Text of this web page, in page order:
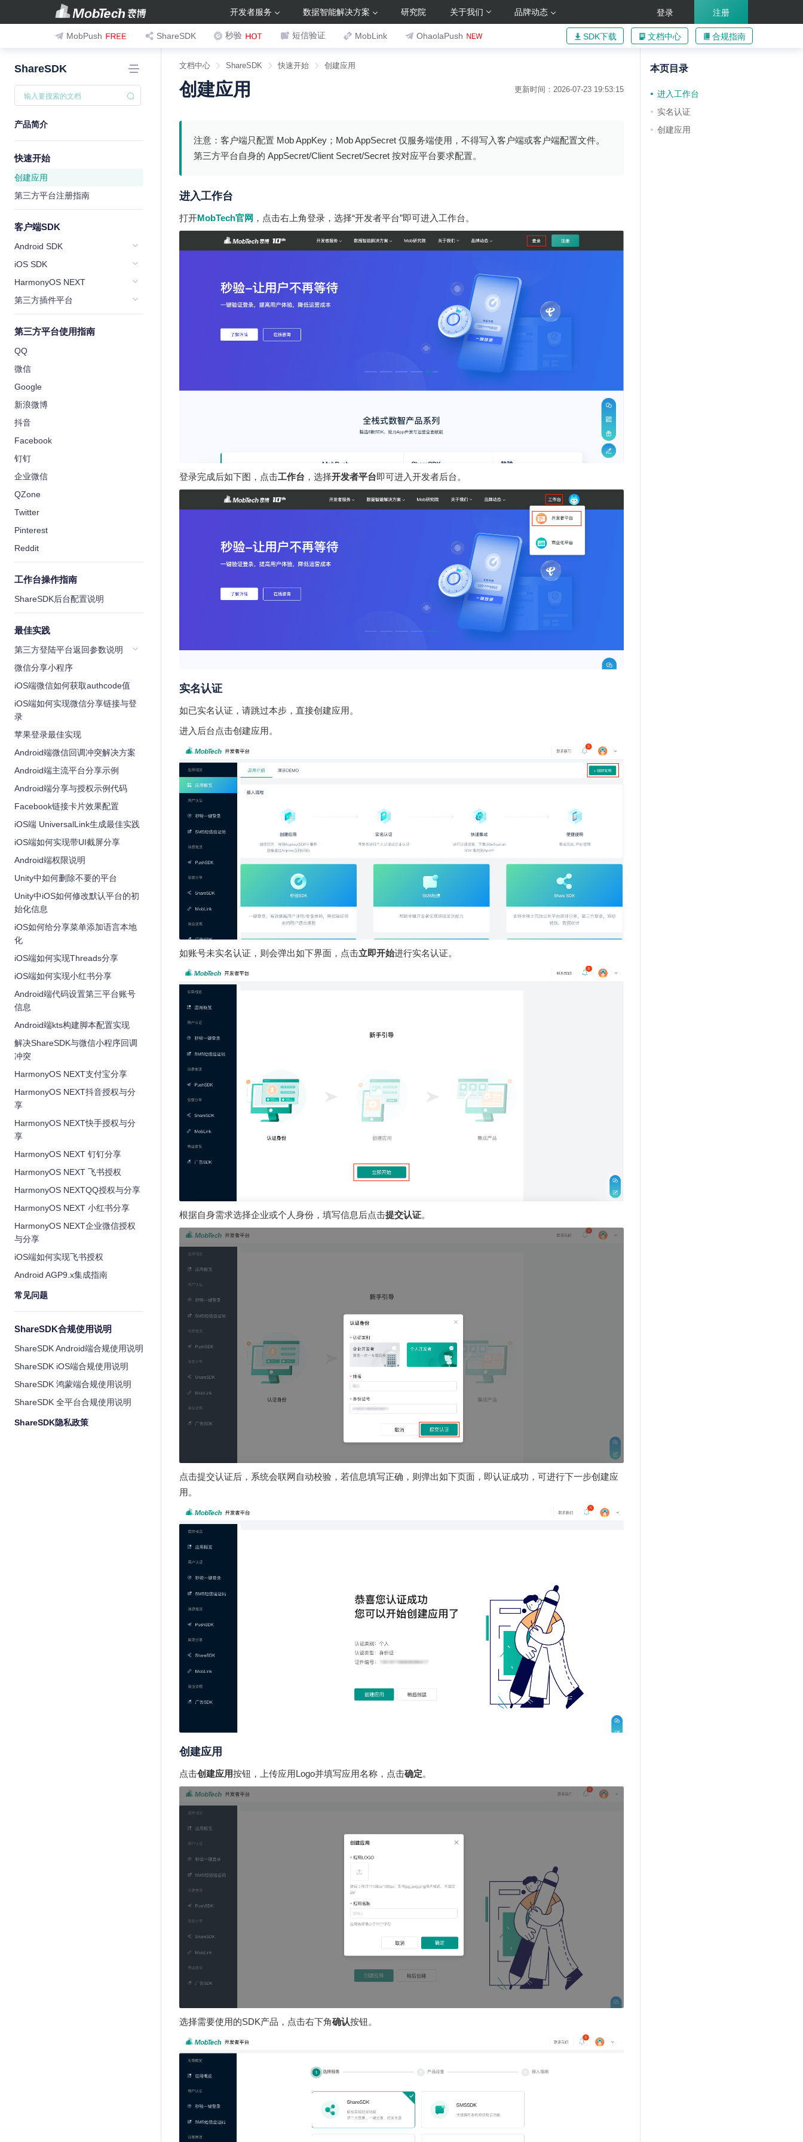
开发者服务 数据智能解决方案 研究院 关于我们 品牌动态 登录 注册
MobPush ShareSDK 秒验 短信验证 MobLink OhaolaPush SDK下载 文档中心 合规指南
ShareSDK
产品简介
快速开始
创建应用
第三方平台注册指南
客户端SDK
Android SDK
iOS SDK
HarmonyOS NEXT
第三方插件平台
第三方平台使用指南
QQ
微信
Google
新浪微博
抖音
Facebook
钉钉
企业微信
QZone
Twitter
Pinterest
Reddit
工作台操作指南
ShareSDK后台配置说明
最佳实践
第三方登陆平台返回参数说明
微信分享小程序
iOS端微信如何获取authcode值
iOS端如何实现微信分享链接与登
录
苹果登录最佳实现
Android端微信回调冲突解决方案
Android端主流平台分享示例
Android端分享与授权示例代码
Facebook链接卡片效果配置
iOS端 UniversalLink生成最佳实践
iOS端如何实现带UI截屏分享
Android端权限说明
Unity中如何删除不要的平台
Unity中iOS如何修改默认平台的初
始化信息
iOS如何给分享菜单添加语言本地
化
iOS端如何实现Threads分享
iOS端如何实现小红书分享
Android端代码设置第三平台账号
信息
Android端kts构建脚本配置实现
解决ShareSDK与微信小程序回调
冲突
HarmonyOS NEXT支付宝分享
HarmonyOS NEXT抖音授权与分
享
HarmonyOS NEXT快手授权与分
享
HarmonyOS NEXT 钉钉分享
HarmonyOS NEXT 飞书授权
HarmonyOS NEXTQQ授权与分享
HarmonyOS NEXT 小红书分享
HarmonyOS NEXT企业微信授权
与分享
iOS端如何实现飞书授权
Android AGP9.x集成指南
常见问题
ShareSDK合规使用说明
ShareSDK Android端合规使用说明
ShareSDK iOS端合规使用说明
ShareSDK 鸿蒙端合规使用说明
ShareSDK 全平台合规使用说明
ShareSDK隐私政策
文档中心 ShareSDK 快速开始 创建应用
创建应用 更新时间：2026-07-23 19:53:15
本页目录
进入工作台
实名认证
创建应用
注意：客户端只配置 Mob AppKey；Mob AppSecret 仅服务端使用，不得写入客户端或客户端配置文件。
第三方平台自身的 AppSecret/Client Secret/Secret 按对应平台要求配置。
进入工作台
打开MobTech官网 ，点击右上角登录，选择“开发者平台”即可进入工作台。
登录完成后如下图，点击工作台 ，选择开发者平台即可进入开发者后台。
实名认证
如已实名认证，请跳过本步，直接创建应用。
进入后台点击创建应用。
如账号未实名认证，则会弹出如下界面，点击立即开始进行实名认证。
根据自身需求选择企业或个人身份，填写信息后点击提交认证。
点击提交认证后，系统会联网自动校验，若信息填写正确，则弹出如下页面，即认证成功，可进行下一步创建应
用。
创建应用
点击创建应用按钮，上传应用Logo并填写应用名称，点击确定。
选择需要使用的SDK产品，点击右下角确认按钮。